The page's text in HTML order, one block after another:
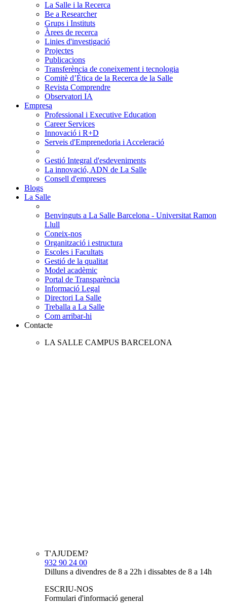
La Salle i la Recerca
Be a Researcher
Grups i Instituts
Àrees de recerca
Linies d'investigació
Projectes
Publicacions
Transferència de coneixement i tecnologia
Comitè d’Ètica de la Recerca de la Salle
Revista Comprendre
Observatori IA
Empresa
Professional i Executive Education
Career Services
Innovació i R+D
Serveis d'Emprenedoria i Acceleració
Gestió Integral d'esdeveniments
La innovació, ADN de La Salle
Consell d'empreses
Blogs
La Salle
Benvinguts a La Salle Barcelona - Universitat Ramon
Llull
Coneix-nos
Organització i estructura
Escoles i Facultats
Gestió de la qualitat
Model acadèmic
Portal de Transparència
Informació Legal
Directori La Salle
Treballa a La Salle
Com arribar-hi
Contacte
LA SALLE CAMPUS BARCELONA
T'AJUDEM?
932 90 24 00
Dilluns a divendres de 8 a 22h i dissabtes de 8 a 14h
ESCRIU-NOS
Formulari d'informació general